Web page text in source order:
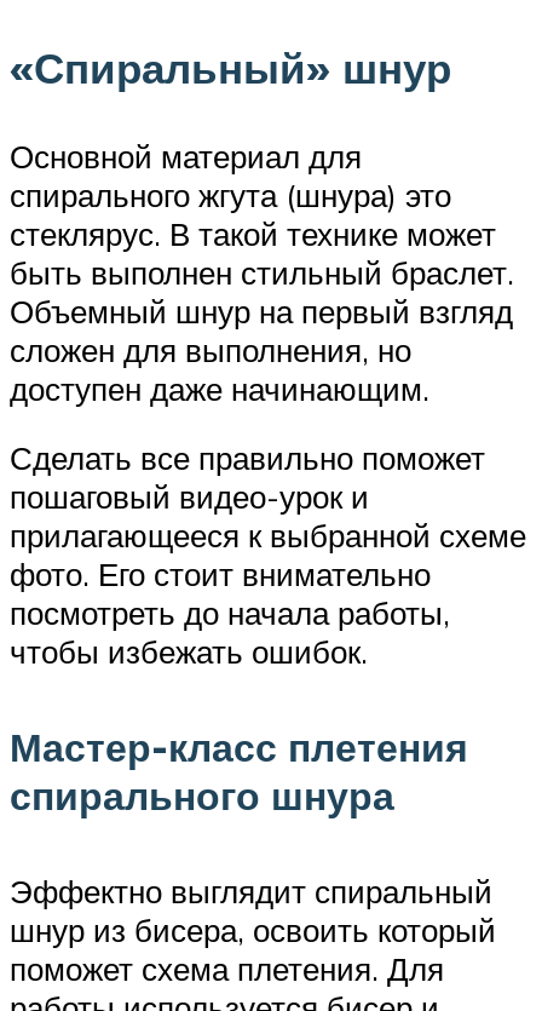
«Спиральный» шнур
Основной материал для
спирального жгута (шнура) это
стеклярус. В такой технике может
быть выполнен стильный браслет.
Объемный шнур на первый взгляд
сложен для выполнения, но
доступен даже начинающим.
Сделать все правильно поможет
пошаговый видео-урок и
прилагающееся к выбранной схеме
фото. Его стоит внимательно
посмотреть до начала работы,
чтобы избежать ошибок.
Мастер-класс плетения
спирального шнура
Эффектно выглядит спиральный
шнур из бисера, освоить который
поможет схема плетения. Для